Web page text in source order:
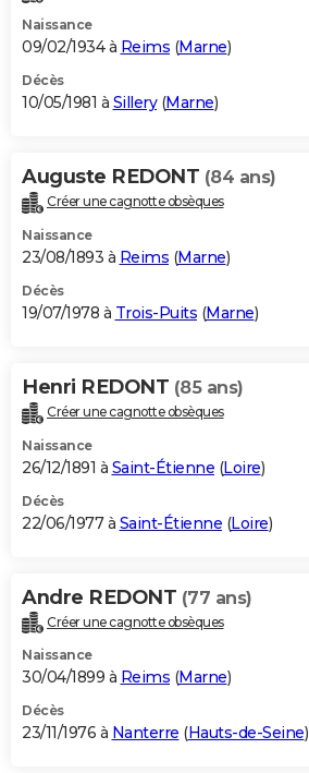
Naissance
09/02/1934 à Reims (Marne)
Décès
10/05/1981 à Sillery(Marne)
Auguste REDONT (84 ans)
Créer une cagnotte obsèques
Naissance
23/08/1893 à Reims (Marne)
Décès
19/07/1978 à Trois-Puits (Marne)
Henri REDONT (85 ans)
Créer une cagnotte obsèques
Naissance
26/12/1891 à Saint-Étienne (Loire)
Décès
22/06/1977 à Saint-Étienne (Loire)
Andre REDONT (77 ans)
Créer une cagnotte obsèques
Naissance
30/04/1899 à Reims (Marne)
Décès
23/11/1976 à Nanterre (Hauts-de-Seine)